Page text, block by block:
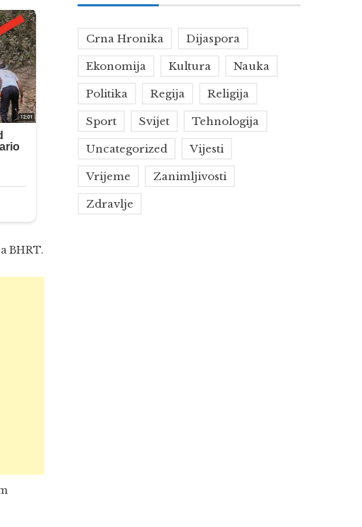
BHRT.
Crna Hronika Dijaspora
Ekonomija Kultura Nauka
Politika Regija Religija
Sport Svijet Tehnologija
Uncategorized Vijesti
Vrijeme Zanimljivosti
Zdravlje